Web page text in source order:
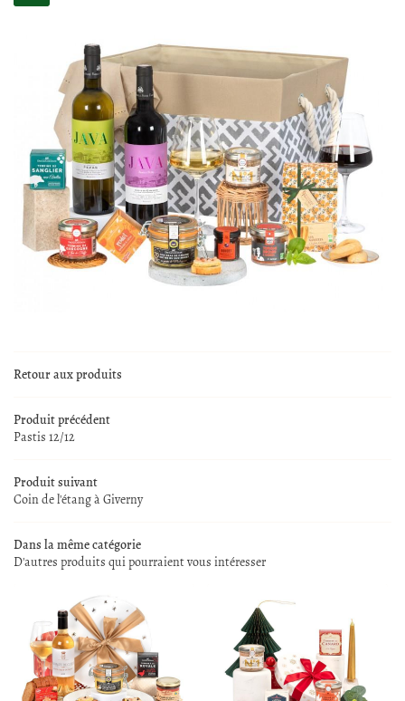
SERVICES
CAVE À VINS
ET ÉVÉNEMENTS
CONTACT
RESTEZ
Inscription
Valider votre panier
En cochant cette case, vous consentez à recevoir nos propositions commerciales à l'adresse
email indiqué ci-dessus. Vous pouvez vous désinscrire à tout moment en utilisantle
formulaire de désinscription .
Inscription
Retour aux produits
Produit précédent
Pastis 12/12
Produit suivant
Coin de l'étang à Giverny
Dans la même catégorie
D'autres produits qui pourraient vous intéresser